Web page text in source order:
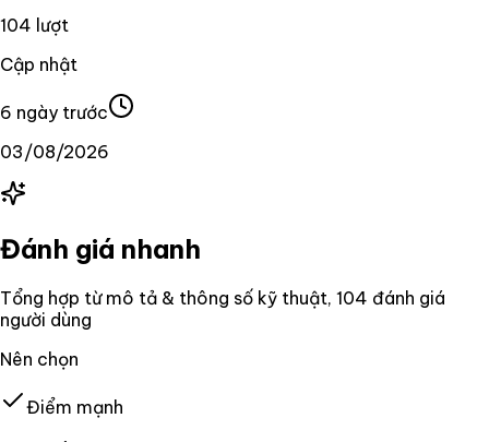
104 lượt
Cập nhật
6 ngày trước
03/08/2026
Đánh giá nhanh
Tổng hợp từ mô tả & thông số kỹ thuật, 104 đánh giá
người dùng
Nên chọn
Điểm mạnh